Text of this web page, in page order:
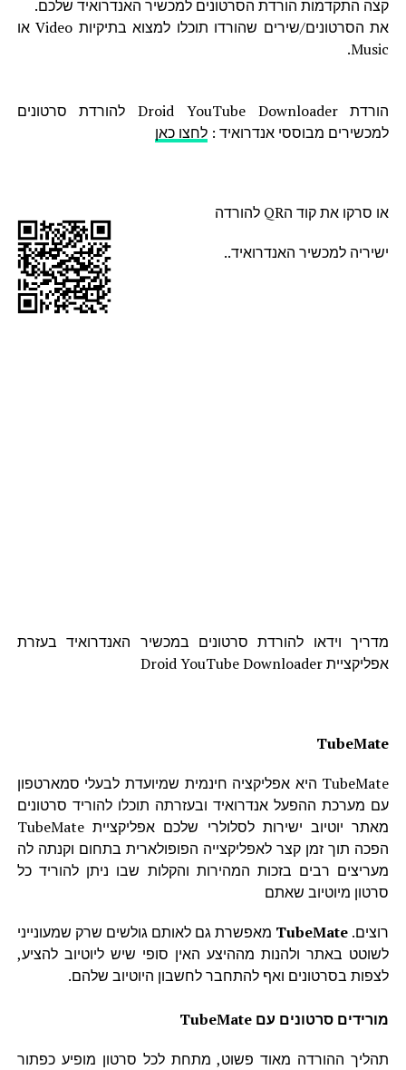
קצה התקדמות הורדת הסרטונים למכשיר האנדרואיד שלכם.
את הסרטונים/שירים שהורדו תוכלו למצוא בתיקיות Video או
Music.
הורדת Droid YouTube Downloader להורדת סרטונים
למכשירים מבוססי אנדרואיד : לחצו כאן
או סרקו את קוד הQR להורדה
ישיריה למכשיר האנדרואיד..
מדריך וידאו להורדת סרטונים במכשיר האנדרואיד בעזרת
אפליקציית Droid YouTube Downloader
TubeMate
TubeMate היא אפליקציה חינמית שמיועדת לבעלי סמארטפון
עם מערכת ההפעל אנדרואיד ובעזרתה תוכלו להוריד סרטונים
מאתר יוטיוב ישירות לסלולרי שלכם אפליקציית TubeMate
הפכה תוך זמן קצר לאפליקצייה הפופולארית בתחום וקנתה לה
מעריצים רבים בזכות המהירות והקלות שבו ניתן להוריד כל
סרטון מיוטיוב שאתם
רוצים. TubeMate מאפשרת גם לאותם גולשים שרק שמעונייני
לשוטט באתר ולהנות מההיצע האין סופי שיש ליוטיוב להציע,
לצפות בסרטונים ואף להתחבר לחשבון היוטיוב שלהם.
מורידים סרטונים עם TubeMate
תהליך ההורדה מאוד פשוט, מתחת לכל סרטון מופיע כפתור